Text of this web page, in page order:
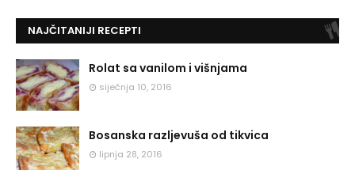
NAJČITANIJI RECEPTI
Rolat sa vanilom i višnjama
siječnja 10, 2016
Bosanska razljevuša od tikvica
lipnja 28, 2016